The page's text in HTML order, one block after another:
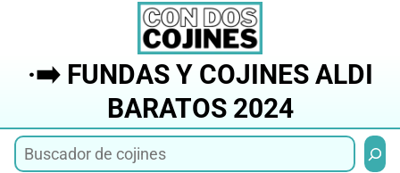
·➡️ FUNDAS Y COJINES ALDI
BARATOS 2024